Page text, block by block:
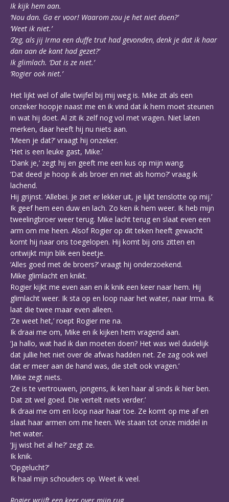
Ik kijk hem aan.
‘Nou dan. Ga er voor! Waarom zou je het niet doen?’
‘Weet ik niet.’
‘Zeg, als jij Irma een duffe trut had gevonden, denk je dat ik haar
dan aan de kant had gezet?’
Ik glimlach. ‘Dat is ze niet.’
‘Rogier ook niet.’
Het lijkt wel of alle twijfel bij mij weg is. Mike zit als een
onzeker hoopje naast me en ik vind dat ik hem moet steunen
in wat hij doet. Al zit ik zelf nog vol met vragen. Niet laten
merken, daar heeft hij nu niets aan.
‘Meen je dat?’ vraagt hij onzeker.
‘Het is een leuke gast, Mike.’
‘Dank je,’ zegt hij en geeft me een kus op mijn wang.
‘Dat deed je hoop ik als broer en niet als homo?’ vraag ik
lachend.
Hij grijnst. ‘Allebei. Je ziet er lekker uit, je lijkt tenslotte op mij.’
Ik geef hem een duw en lach. Zo ken ik hem weer. Ik heb mijn
tweelingbroer weer terug. Mike lacht terug en slaat even een
arm om me heen. Alsof Rogier op dit teken heeft gewacht
komt hij naar ons toegelopen. Hij komt bij ons zitten en
ontwijkt mijn blik een beetje.
‘Alles goed met de broers?’ vraagt hij onderzoekend.
Mike glimlacht en knikt.
Rogier kijkt me even aan en ik knik een keer naar hem. Hij
glimlacht weer. Ik sta op en loop naar het water, naar Irma. Ik
laat die twee maar even alleen.
‘Ze weet het,’ roept Rogier me na.
Ik draai me om, Mike en ik kijken hem vragend aan.
‘Ja hallo, wat had ik dan moeten doen? Het was wel duidelijk
dat jullie het niet over de afwas hadden net. Ze zag ook wel
dat er meer aan de hand was, die stelt ook vragen.’
Mike zegt niets.
‘Ze is te vertrouwen, jongens, ik ken haar al sinds ik hier ben.
Dat zit wel goed. Die vertelt niets verder.’
Ik draai me om en loop naar haar toe. Ze komt op me af en
slaat haar armen om me heen. We staan tot onze middel in
het water.
‘Jij wist het al he?’ zegt ze.
Ik knik.
‘Opgelucht?’
Ik haal mijn schouders op. Weet ik veel.